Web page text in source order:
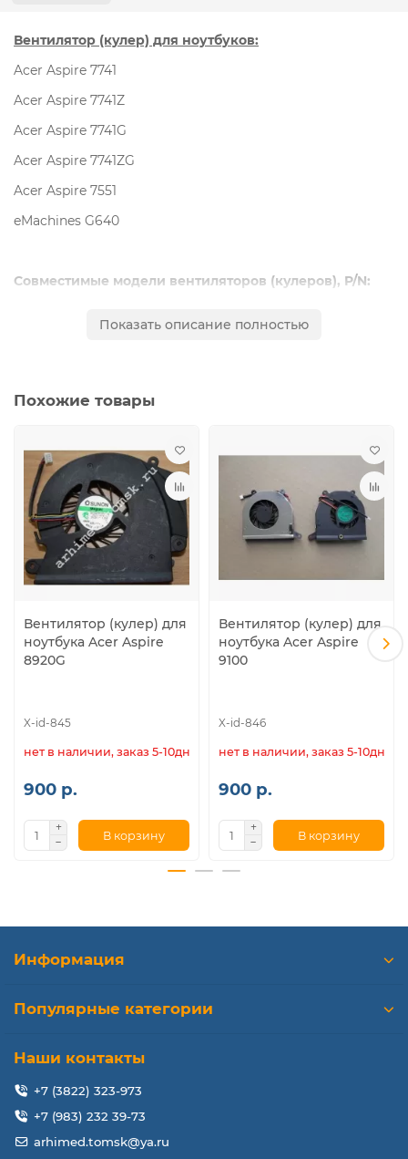
Вентилятор (кулер) для ноутбуков:
Acer Aspire 7741
Acer Aspire 7741Z
Acer Aspire 7741G
Acer Aspire 7741ZG
Acer Aspire 7551
eMachines G640
Совместимые модели вентиляторов (кулеров), P/N:
KSB06105HA -AA21, DFS551205ML0T F92G, 60.4HN06.001,
Показать описание полностью
Похожие товары
Вентилятор (кулер) для
ноутбука Acer Aspire
8920G
X-id-845
нет в наличии, заказ 5-10дн.
900 р.
В корзину
Вентилятор (кулер) для
ноутбука Acer Aspire
9100
X-id-846
нет в наличии, заказ 5-10дн.
900 р.
В корзину
Информация
Популярные категории
Наши контакты
+7 (3822) 323-973
+7 (983) 232 39-73
arhimed.tomsk@ya.ru